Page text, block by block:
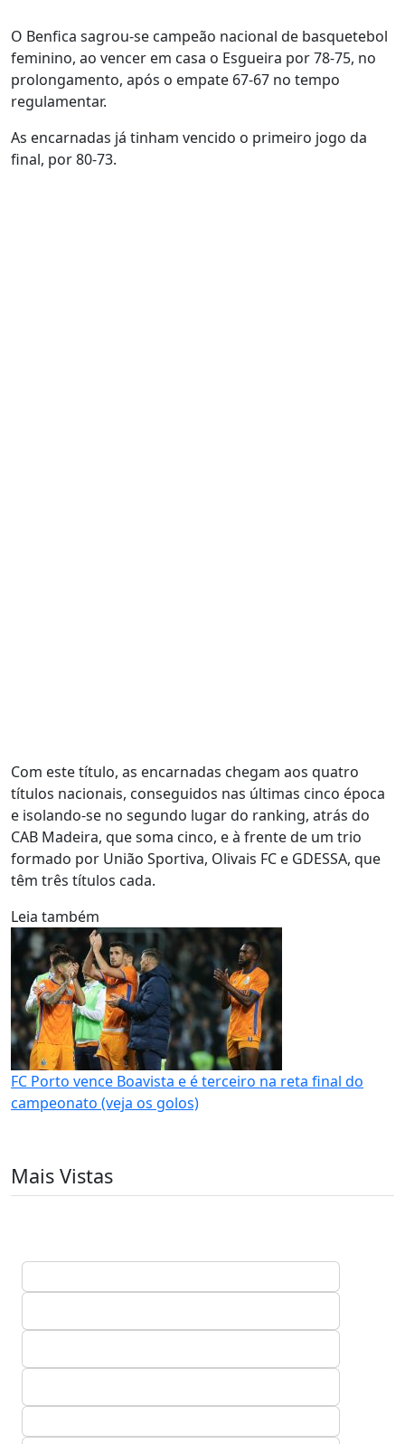
O Benfica sagrou-se campeão nacional de basquetebol
feminino, ao vencer em casa o Esgueira por 78-75, no
prolongamento, após o empate 67-67 no tempo
regulamentar.
As encarnadas já tinham vencido o primeiro jogo da
final, por 80-73.
Com este título, as encarnadas chegam aos quatro
títulos nacionais, conseguidos nas últimas cinco época
e isolando-se no segundo lugar do ranking, atrás do
CAB Madeira, que soma cinco, e à frente de um trio
formado por União Sportiva, Olivais FC e GDESSA, que
têm três títulos cada.
Leia também
FC Porto vence Boavista e é terceiro na reta final do
campeonato (veja os golos)
Mais Vistas